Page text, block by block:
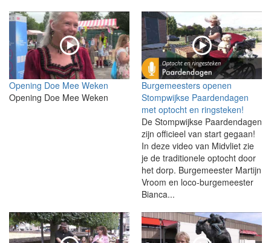
Opening Doe Mee Weken
Opening Doe Mee Weken
Burgemeesters openen
Stompwijkse Paardendagen
met optocht en ringsteken!
De Stompwijkse Paardendagen
zijn officieel van start gegaan!
In deze video van Midvliet zie
je de traditionele optocht door
het dorp. Burgemeester Martijn
Vroom en loco-burgemeester
Bianca...